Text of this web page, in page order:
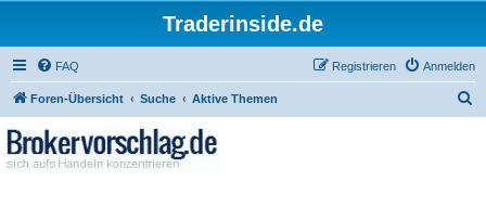
Traderinside.de
FAQ Anmelden
Registrieren
Foren-Übersicht Suche Aktive Themen